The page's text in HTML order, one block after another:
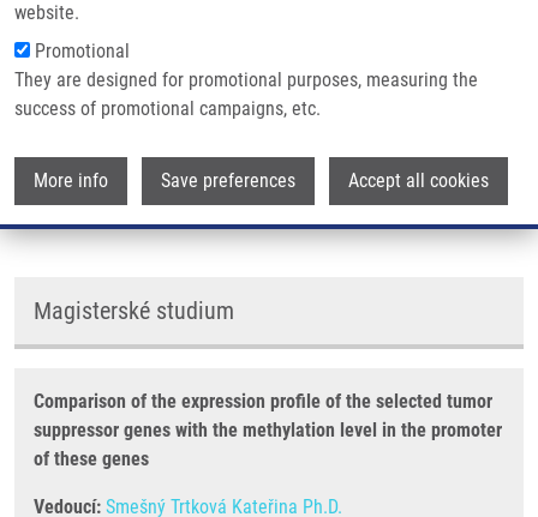
website.
Promotional
They are designed for promotional purposes, measuring the
success of promotional campaigns, etc.
More info Save preferences Accept all cookies
Skupiny: MAGISTERSKÝ STUDENT
Magisterské studium
Comparison of the expression profile of the selected tumor
suppressor genes with the methylation level in the promoter
of these genes
Vedoucí: Smešný Trtková Kateřina Ph.D.